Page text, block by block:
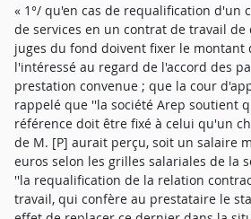
« 1°/ qu'en cas de requalification d'un
de services en un contrat de travail de
juges du fond doivent fixer le
l'intéressé au regard de l'accord des
prestation convenue ; que la cour
rappelé que ''la société Arep soutient
référence doit être fixé à celui qu'un
de M. [P] aurait perçu, soit un salaire
euros selon les grilles salariales de la
''la requalification de la relation
travail, qui confère au prestataire le